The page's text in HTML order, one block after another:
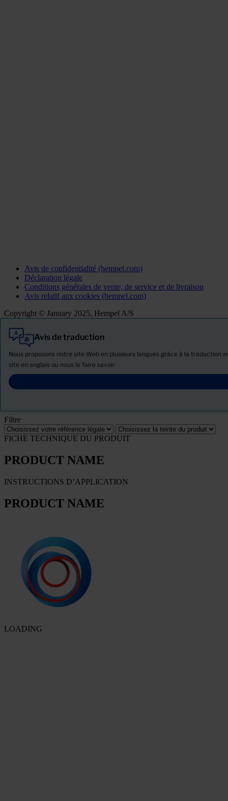
Avis de confidentialité (hempel.com)
Déclaration légale
Conditions générales de vente, de service et de livraison
Avis relatif aux cookies (hempel.com)
Copyright © January 2025, Hempel A/S
Avis de traduction
Nous proposons notre site Web en plusieurs langues grâce à la traduction
site en anglais ou nous le faire savoir.
Tout
Actualités
Télécharger la Fiche de données de sécurité
Filtre
FICHE TECHNIQUE DU PRODUIT
PRODUCT NAME
INSTRUCTIONS D’APPLICATION
PRODUCT NAME
LOADING